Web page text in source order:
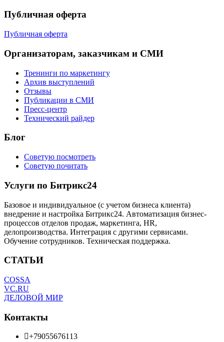
Публичная оферта
Публичная оферта
Организаторам, заказчикам и СМИ
Тренинги по маркетингу
Архив выступлений
Отзывы
Публикации в СМИ
Пресс-центр
Технический райдер
Блог
Советую посмотреть
Советую почитать
Услуги по Битрикс24
Базовое и индивидуальное (с учетом бизнеса клиента)
внедрение и настройка Битрикс24. Автоматизация бизнес-
процессов отделов продаж, маркетинга, HR,
делопроизводства. Интеграция с другими сервисами.
Обучение сотрудников. Техническая поддержка.
СТАТЬИ
COSSA
VC.RU
ДЕЛОВОЙ МИР
Контакты
+79055676113